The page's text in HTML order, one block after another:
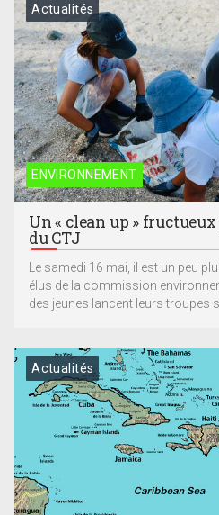
ENVIRONNEMENT
Actualités
Un « clean up »
du CTJ
Le samedi 16 mai, il est un peu
élus de la commission
des jeunes lancent leurs troupes
Actualités